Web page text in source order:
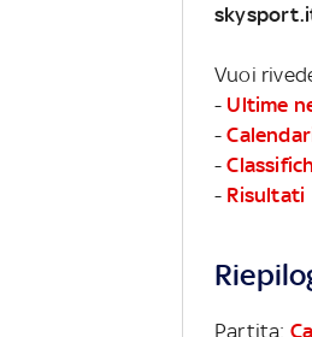
Vuoi
- Ultime
-
-
- Risultati
Partita: